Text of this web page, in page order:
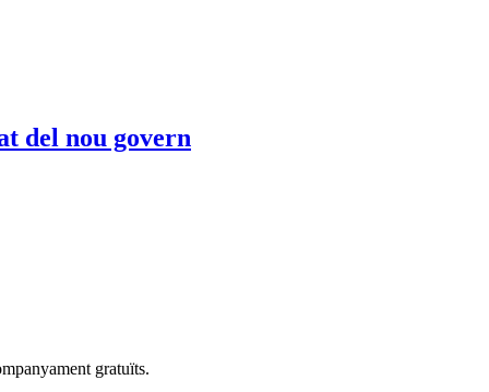
del nou govern
gratuïts.